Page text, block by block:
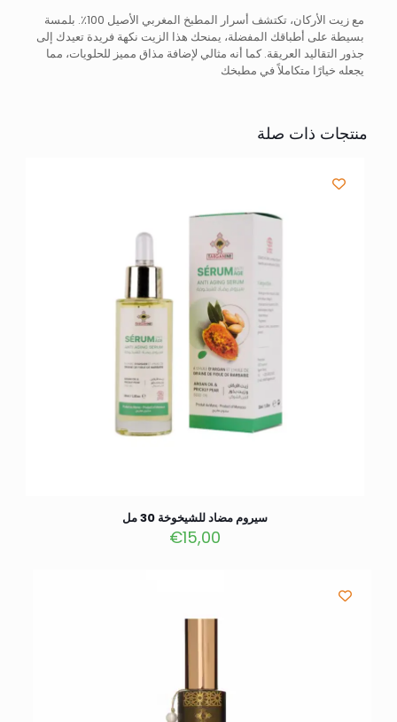
مع زيت الأركان، تكتشف أسرار المطبخ المغربي الأصيل 100٪. بلمسة
بسيطة على أطباقك المفضلة، يمنحك هذا الزيت نكهة فريدة تعيدك إلى
جذور التقاليد العريقة. كما أنه مثالي لإضافة مذاق مميز للحلويات، مما
يجعله خيارًا متكاملاً في مطبخك
منتجات ذات صلة
سيروم مضاد للشيخوخة 30 مل
€15,00